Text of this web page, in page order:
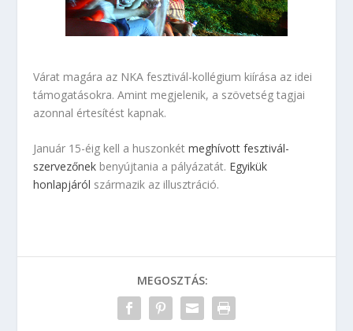
Várat magára az NKA fesztivál-kollégium kiírása az idei
támogatásokra. Amint megjelenik, a szövetség tagjai
azonnal értesítést kapnak.
Január 15-éig kell a huszonkétmeghívott fesztivál-
szervezőnek benyújtania a pályázatát. Egyikük
honlapjáról származik az illusztráció.
MEGOSZTÁS: